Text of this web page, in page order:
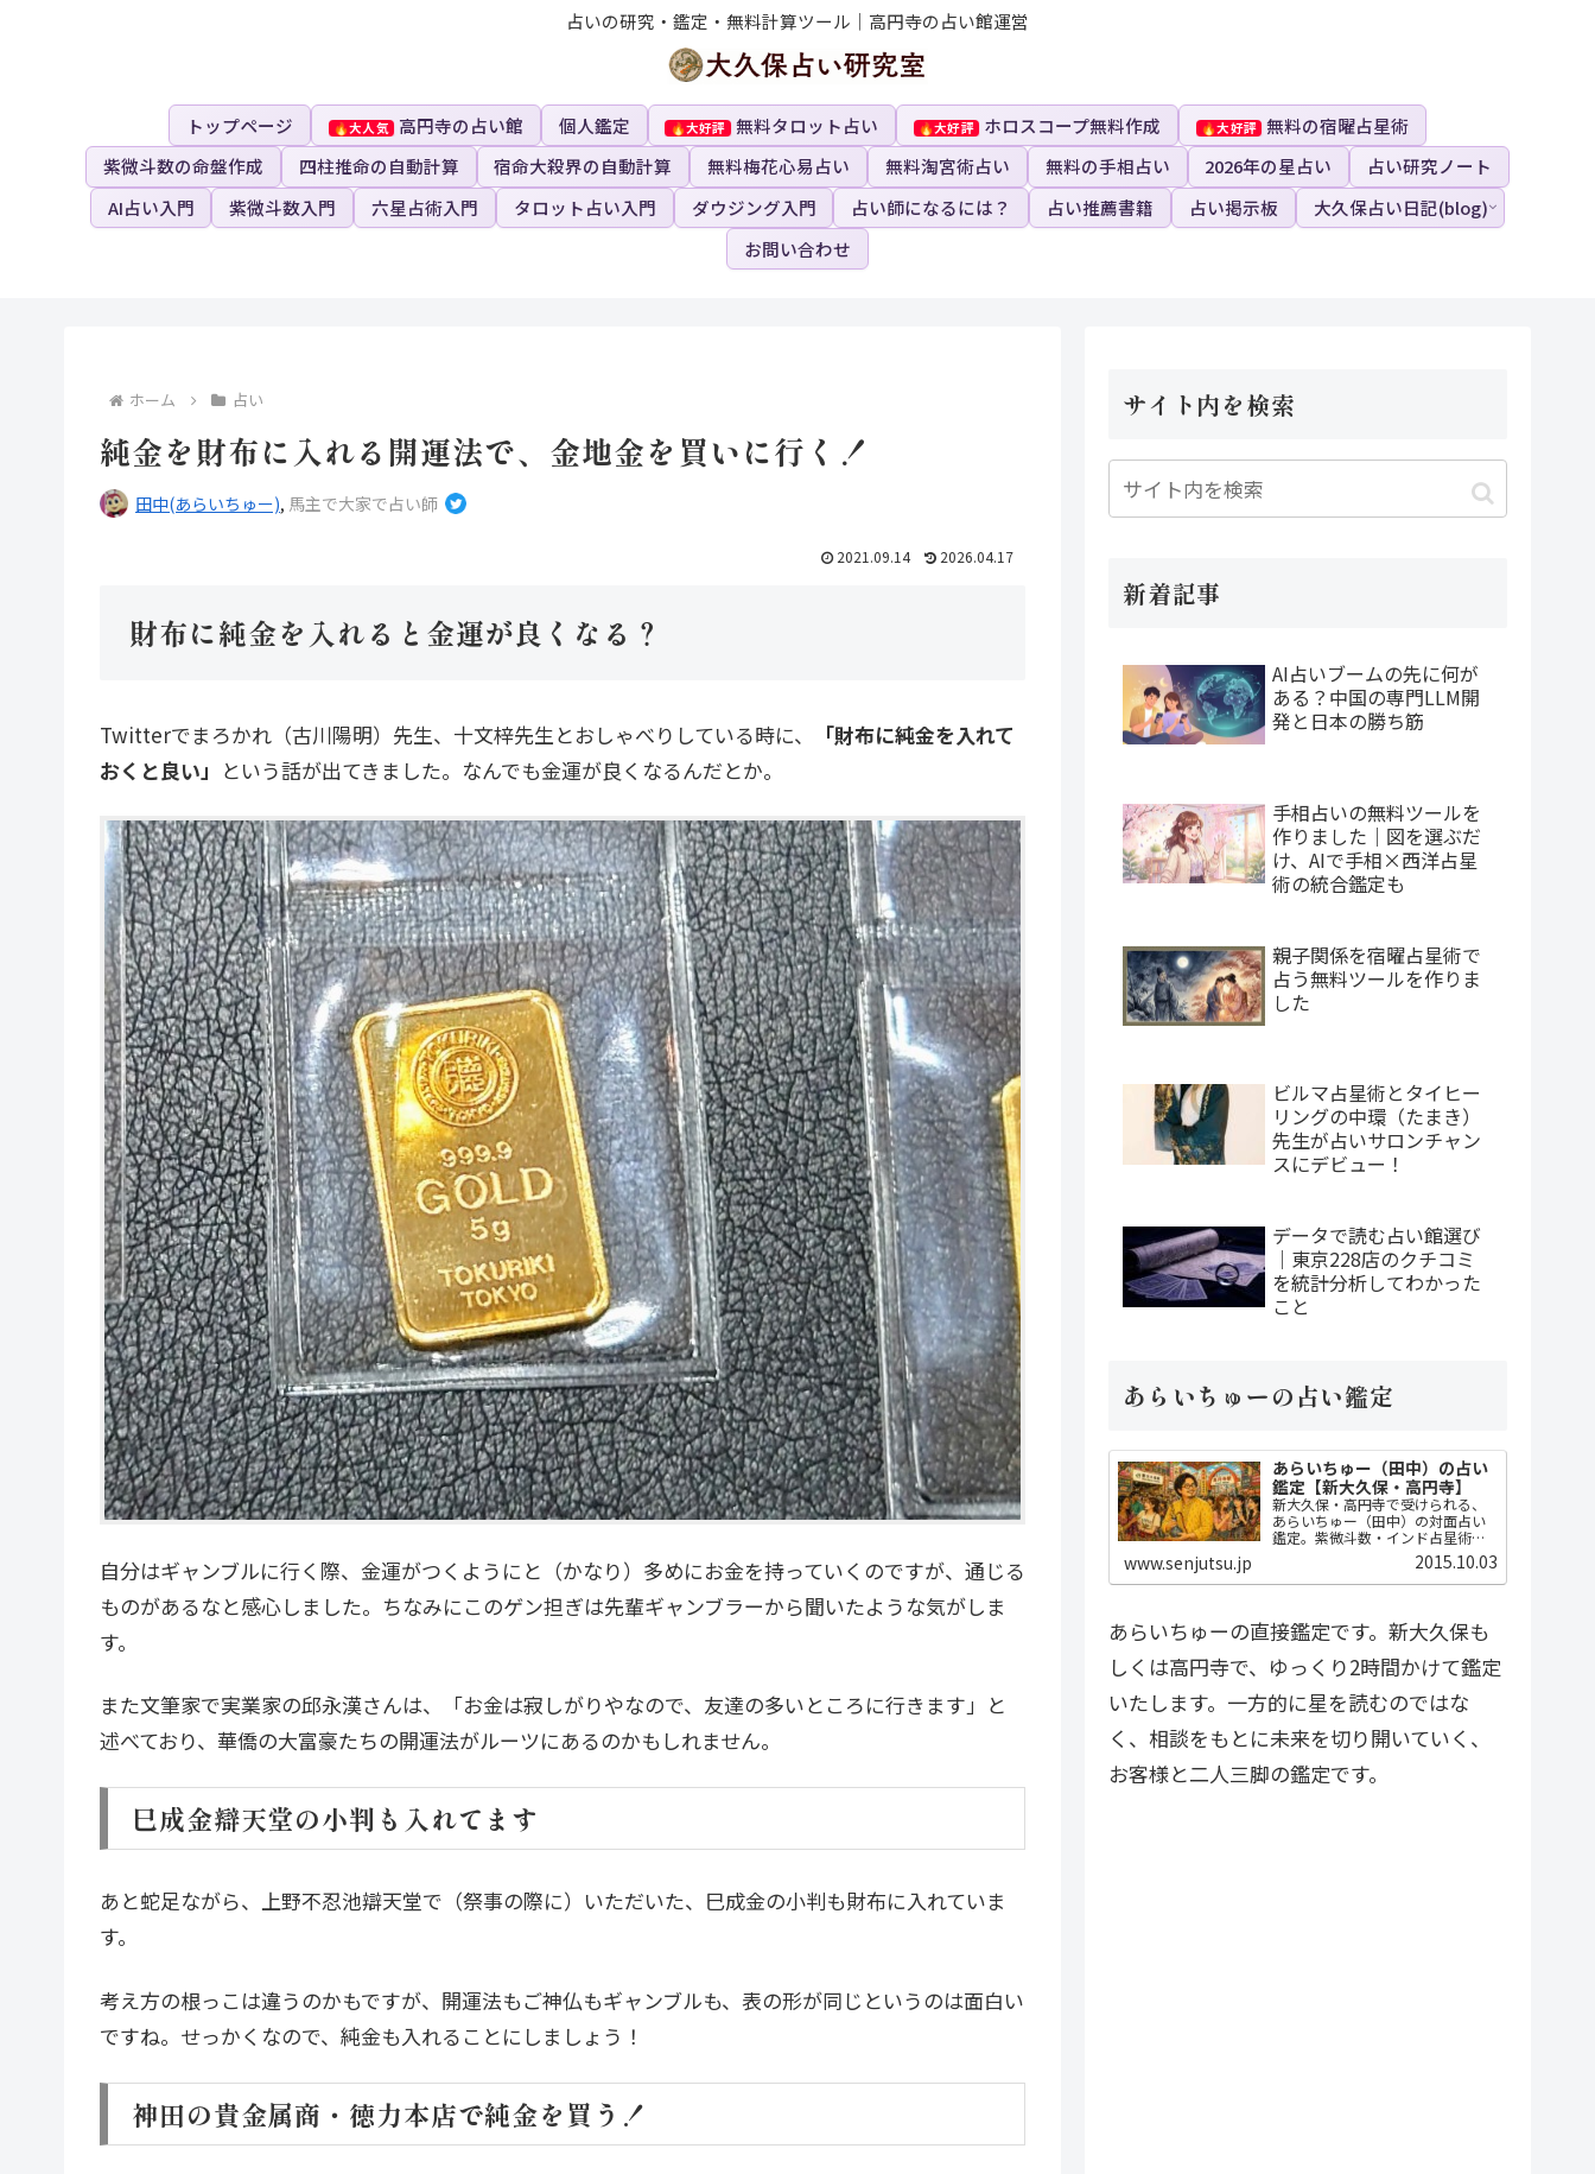
占いの研究・鑑定・無料計算ツール｜高円寺の占い館運営
トップページ 高円寺の占い館 個人鑑定 無料タロット占い ホロスコープ無料作成
無料の宿曜占星術
紫微斗数の命盤作成
四柱推命の自動計算 宿命大殺界の自動計算 無料梅花心易占い 無料淘宮術占い 無料の手相占い 2026年の星占い
占い研究ノート
AI占い入門
紫微斗数入門 六星占術入門 タロット占い入門 ダウジング入門 占い師になるには？ 占い推薦書籍 占い掲示板
大久保占い日記(blog)
お問い合わせ
ホーム 占い
純金を財布に入れる開運法で、金地金を買いに行く！
田中(あらいちゅー), 馬主で大家で占い師
2021.09.14 2026.04.17
財布に純金を入れると金運が良くなる？
Twitterでまろかれ（古川陽明）先生、十文梓先生とおしゃべりしている時に、
「財布に純金を入れて
おくと良い」 という話が出てきました。なんでも金運が良くなるんだとか。
自分はギャンブルに行く際、金運がつくようにと（かなり）多めにお金を持っていくのですが、通じる
ものがあるなと感心しました。ちなみにこのゲン担ぎは先輩ギャンブラーから聞いたような気がしま
す。
また文筆家で実業家の邱永漢さんは、「お金は寂しがりやなので、友達の多いところに行きます」と
述べており、華僑の大富豪たちの開運法がルーツにあるのかもしれません。
巳成金辯天堂の小判も入れてます
あと蛇足ながら、上野不忍池辯天堂で（祭事の際に）いただいた、巳成金の小判も財布に入れていま
す。
考え方の根っこは違うのかもですが、開運法もご神仏もギャンブルも、表の形が同じというのは面白い
ですね。せっかくなので、純金も入れることにしましょう！
神田の貴金属商・徳力本店で純金を買う！
サイト内を検索
新着記事
AI占いブームの先に何が
ある？中国の専門LLM開
発と日本の勝ち筋
手相占いの無料ツールを
作りました｜図を選ぶだ
け、AIで手相×西洋占星
術の統合鑑定も
親子関係を宿曜占星術で
占う無料ツールを作りま
した
ビルマ占星術とタイヒー
リングの中環（たまき）
先生が占いサロンチャン
スにデビュー！
データで読む占い館選び
｜東京228店のクチコミ
を統計分析してわかった
こと
あらいちゅーの占い鑑定
あらいちゅー（田中）の占い
鑑定【新大久保・高円寺】
新大久保・高円寺で受けられる、
あらいちゅー（田中）の対面占い
鑑定。紫微斗数・インド占星術・
ダウジングで2時間かけてじっくり
占い、開運指導までセット。
MBA・FP・宅建士の実務知識に基
す。
www.senjutsu.jp 2015.10.03
あらいちゅーの直接鑑定です。新大久保も
しくは高円寺で、ゆっくり2時間かけて鑑定
いたします。一方的に星を読むのではな
く、相談をもとに未来を切り開いていく、
お客様と二人三脚の鑑定です。